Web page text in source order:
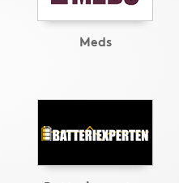
Meds